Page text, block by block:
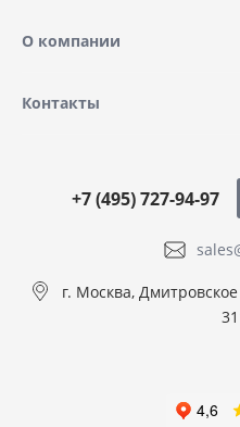
О компании
Контакты
+7 (495) 727-94-97
г. Москва,